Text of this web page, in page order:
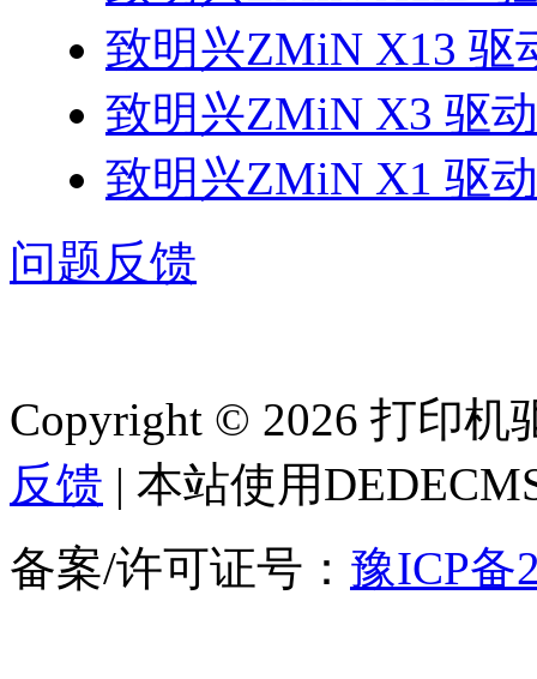
致明兴ZMiN X13 驱
致明兴ZMiN X3 驱动
致明兴ZMiN X1 驱动
问题反馈
Copyright © 2026 打印
反馈 | 本站使用
备案/许可证号： 豫ICP备